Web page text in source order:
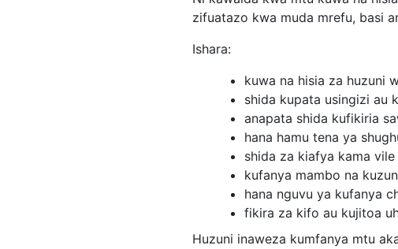
zifuatazo kwa muda mrefu, basi
Ishara:
kuwa na hisia za huzuni
shida kupata usingizi au
anapata shida kufikiria
hana hamu tena ya
shida za kiafya kama
kufanya mambo na
hana nguvu ya kufanya
fikira za kifo au kujitoa
Huzuni inaweza kumfanya mtu